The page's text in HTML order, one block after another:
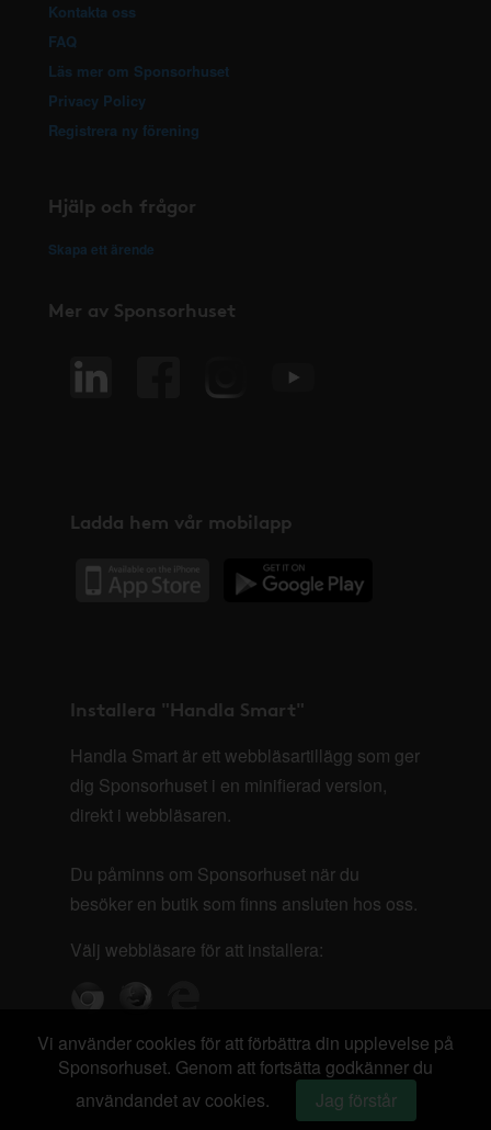
Kontakta oss
FAQ
Läs mer om Sponsorhuset
Privacy Policy
Registrera ny förening
Hjälp och frågor
Skapa ett ärende
Mer av Sponsorhuset
Ladda hem vår mobilapp
Installera "Handla Smart"
Handla Smart är ett webbläsartillägg som ger
dig Sponsorhuset i en minifierad version,
direkt i webbläsaren.
Du påminns om Sponsorhuset när du
besöker en butik som finns ansluten hos oss.
Välj webbläsare för att installera:
Vi använder cookies för att förbättra din upplevelse på
Sponsorhuset. Genom att fortsätta godkänner du
användandet av cookies.
Jag förstår